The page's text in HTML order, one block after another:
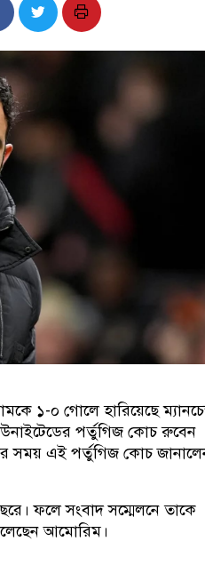
১-০ গোলে হারিয়েছে
পর্তুগিজ কোচ রুবেন
সময় এই পর্তুগিজ কোচ
ফলে সংবাদ সম্মেলনে তাকে
আমোরিম।